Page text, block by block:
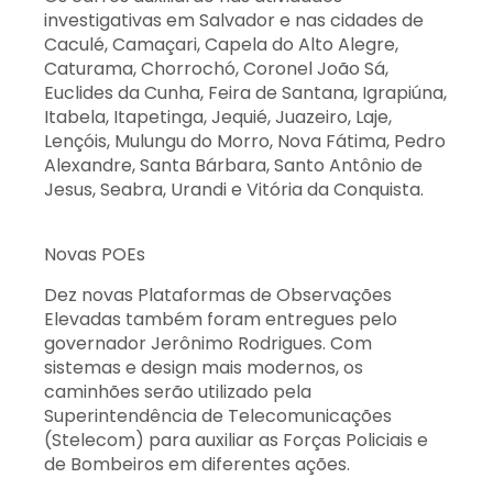
investigativas em Salvador e nas cidades de
Caculé, Camaçari, Capela do Alto Alegre,
Caturama, Chorrochó, Coronel João Sá,
Euclides da Cunha, Feira de Santana, Igrapiúna,
Itabela, Itapetinga, Jequié, Juazeiro, Laje,
Lençóis, Mulungu do Morro, Nova Fátima, Pedro
Alexandre, Santa Bárbara, Santo Antônio de
Jesus, Seabra, Urandi e Vitória da Conquista.
Novas POEs
Dez novas Plataformas de Observações
Elevadas também foram entregues pelo
governador Jerônimo Rodrigues. Com
sistemas e design mais modernos, os
caminhões serão utilizado pela
Superintendência de Telecomunicações
(Stelecom) para auxiliar as Forças Policiais e
de Bombeiros em diferentes ações.